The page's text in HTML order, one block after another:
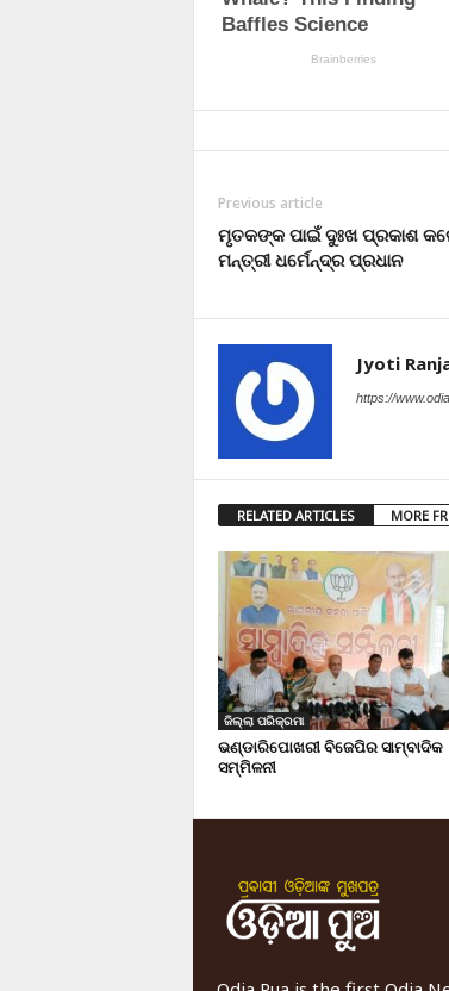
Previous article
ମୃତକଙ୍କ ପାଇଁ ଦୁଃଖ ପ୍ରକାଶ
ମନ୍ତ୍ରୀ ଧର୍ମେନ୍ଦ୍ର ପ୍ରଧାନ
Jyoti
https://
RELATED ARTICLES MORE
ଜିଲ୍ଲା ପରିକ୍ରମା
ଭଣ୍ଡାରିପୋଖରୀ ବିଜେପିର ସାମ୍ବାଦିକ
ସମ୍ମିଳନୀ